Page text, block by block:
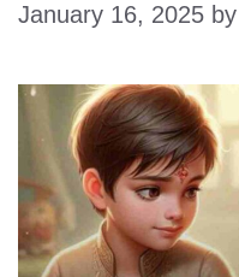
January 16, 2025 by